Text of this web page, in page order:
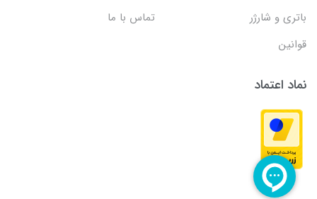
باتری و شارژر
تماس با ما
قوانین
نماد اعتماد